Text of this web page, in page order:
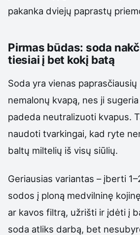
pakanka dviejų paprastų
Pirmas būdas: soda
tiesiai į bet kokį batą
Soda yra vienas
nemalonų kvapą, nes ji
padeda neutralizuoti kvapus.
naudoti tvarkingai, kad ryte
baltų miltelių iš visų siūlių.
Geriausias variantas – įberti
sodos į ploną medvilninę
ar kavos filtrą, užrišti ir įdėti į
soda atliks darbą, bet